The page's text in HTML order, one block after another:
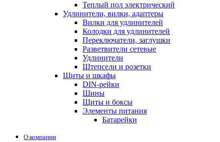
Теплый пол электрический
Удлинители, вилки, адаптеры
Вилки для удлинителей
Колодки для удлинителей
Переключатели, заглушки
Разветвители сетевые
Удлинители
Штепсели и розетки
Щиты и шкафы
DIN-рейки
Шины
Щиты и боксы
Элементы питания
Батарейки
О компании